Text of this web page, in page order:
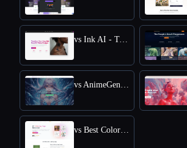
vs Ink AI - Tattoo Generator
vs AnimeGenius
vs Best Coloring Pages AI